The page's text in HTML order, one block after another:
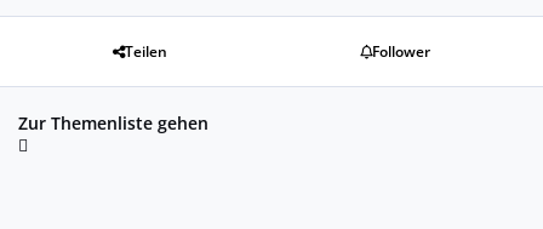
Teilen Follower
Zur Themenliste gehen